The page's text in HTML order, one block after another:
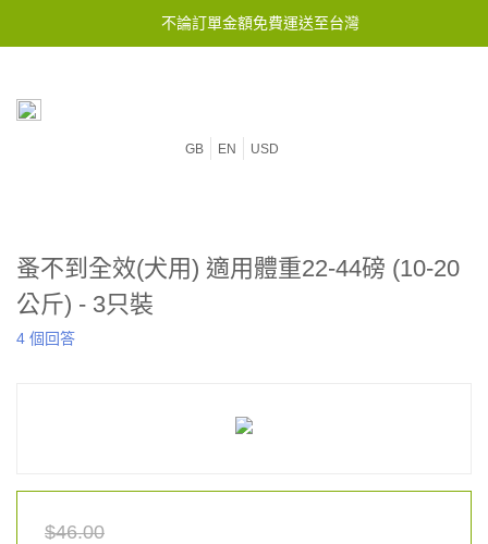
不論訂單金額免費運送至台灣
GB EN USD
蚤不到全效(犬用) 適用體重22-44磅 (10-20
公斤) - 3只裝
4 個回答
$46.00